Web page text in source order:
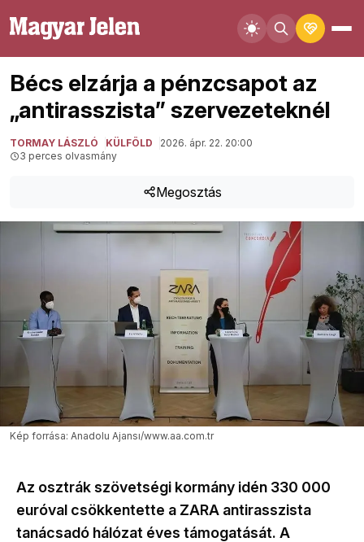
Bécs elzárja a pénzcsapot az
„antirasszista” szervezeteknél
TORMAY LÁSZLÓ KÜLFÖLD
2026. ápr. 22. 20:00
3 perces olvasmány
Megosztás
Kép forrása: Anadolu Ajansı/www.aa.com.tr
Az osztrák szövetségi kormány idén 330 000
euróval csökkentette a ZARA antirasszista
tanácsadó hálózat éves támogatását. A